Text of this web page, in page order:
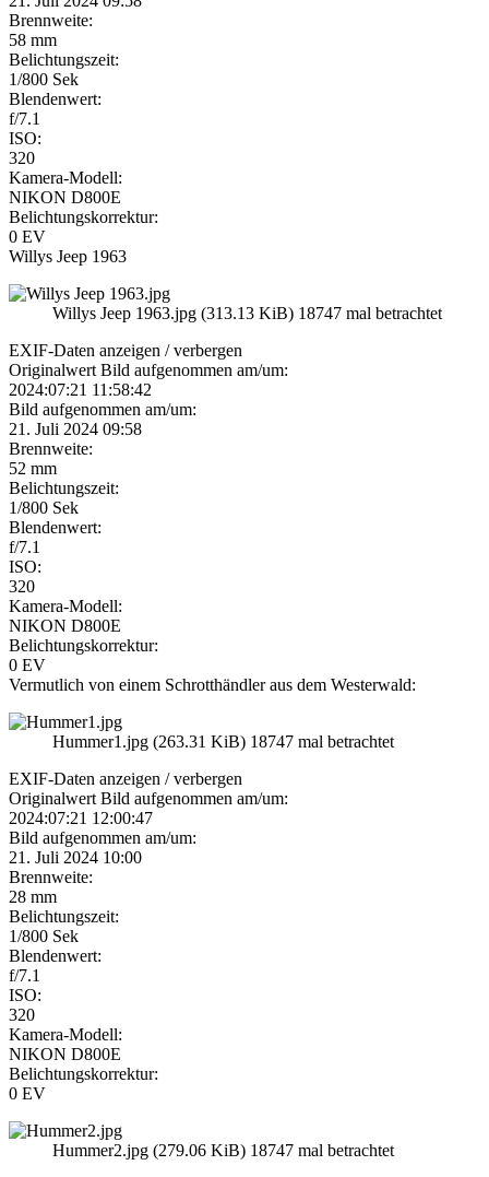
Brennweite:
58 mm
Belichtungszeit:
1/800 Sek
Blendenwert:
f/7.1
ISO:
320
Kamera-Modell:
NIKON D800E
Belichtungskorrektur:
0 EV
Willys Jeep 1963
Willys Jeep 1963.jpg (313.13 KiB) 18747 mal betrachtet
EXIF-Daten anzeigen / verbergen
Originalwert Bild aufgenommen am/um:
2024:07:21 11:58:42
Bild aufgenommen am/um:
21. Juli 2024 09:58
Brennweite:
52 mm
Belichtungszeit:
1/800 Sek
Blendenwert:
f/7.1
ISO:
320
Kamera-Modell:
NIKON D800E
Belichtungskorrektur:
0 EV
Vermutlich von einem Schrotthändler aus dem Westerwald:
Hummer1.jpg (263.31 KiB) 18747 mal betrachtet
EXIF-Daten anzeigen / verbergen
Originalwert Bild aufgenommen am/um:
2024:07:21 12:00:47
Bild aufgenommen am/um:
21. Juli 2024 10:00
Brennweite:
28 mm
Belichtungszeit:
1/800 Sek
Blendenwert:
f/7.1
ISO:
320
Kamera-Modell:
NIKON D800E
Belichtungskorrektur:
0 EV
Hummer2.jpg (279.06 KiB) 18747 mal betrachtet